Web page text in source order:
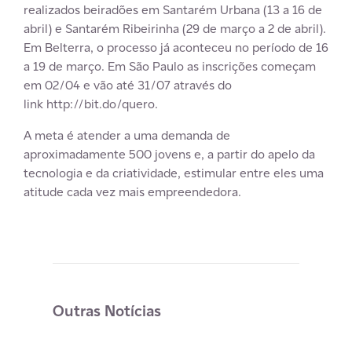
realizados beiradões em Santarém Urbana (13 a 16 de
abril) e Santarém Ribeirinha (29 de março a 2 de abril).
Em Belterra, o processo já aconteceu no período de 16
a 19 de março. Em São Paulo as inscrições começam
em 02/04 e vão até 31/07 através do
link http://bit.do/quero.
A meta é atender a uma demanda de
aproximadamente 500 jovens e, a partir do apelo da
tecnologia e da criatividade, estimular entre eles uma
atitude cada vez mais empreendedora.
Outras Notícias